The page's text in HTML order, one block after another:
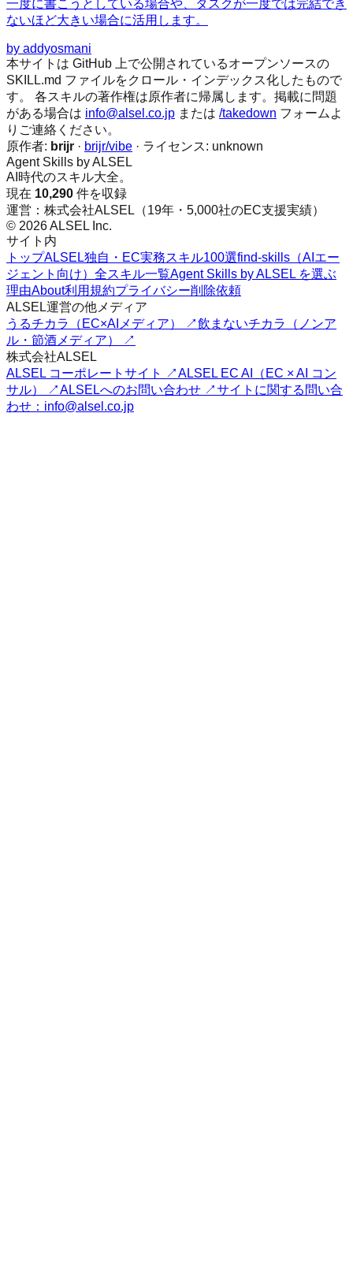
一度に書こうとしている場合や、タスクが一度では完結でき
ないほど大きい場合に活用します。
by addyosmani
本サイトは GitHub 上で公開されているオープンソースの
SKILL.md ファイルをクロール・インデックス化したもので
す。 各スキルの著作権は原作者に帰属します。掲載に問題
がある場合は info@alsel.co.jp または /takedown フォームよ
りご連絡ください。
原作者: brijr · brijr/vibe · ライセンス: unknown
Agent Skills by ALSEL
AI時代のスキル大全。
現在 10,290 件を収録
運営：株式会社ALSEL（19年・5,000社のEC支援実績）
© 2026 ALSEL Inc.
サイト内
トップALSEL独自・EC実務スキル100選find-skills（AIエー
ジェント向け） 全スキル一覧Agent Skills by ALSEL を選ぶ
理由About利用規約プライバシー削除依頼
ALSEL運営の他メディア
うるチカラ（EC×AIメディア） ↗飲まないチカラ（ノンア
ル・節酒メディア） ↗
株式会社ALSEL
ALSEL コーポレートサイト ↗ALSEL EC AI（EC × AI コン
サル） ↗ALSELへのお問い合わせ ↗サイトに関する問い合
わせ：info@alsel.co.jp